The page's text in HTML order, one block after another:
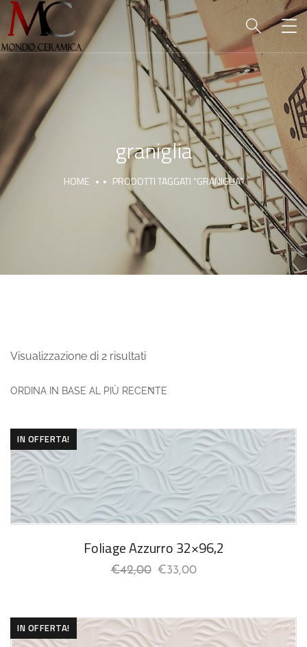
graniglia
HOME PRODOTTI TAGGATI “GRANIGLIA”
Visualizzazione di 2 risultati
IN OFFERTA!
Foliage Azzurro 32×96,2
€42,00 €33,00
IN OFFERTA!